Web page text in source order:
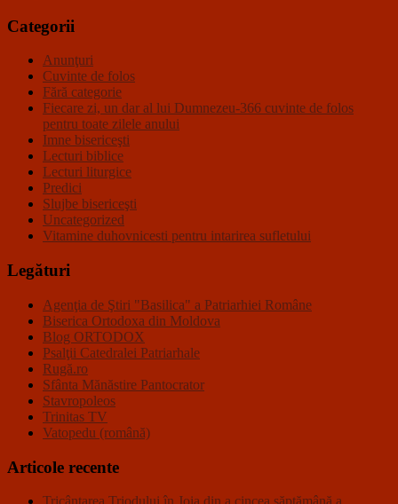
Categorii
Anunţuri
Cuvinte de folos
Fără categorie
Fiecare zi, un dar al lui Dumnezeu-366 cuvinte de folos
pentru toate zilele anului
Imne bisericeşti
Lecturi biblice
Lecturi liturgice
Predici
Slujbe bisericeşti
Uncategorized
Vitamine duhovnicesti pentru intarirea sufletului
Legături
Agenţia de Ştiri "Basilica" a Patriarhiei Române
Biserica Ortodoxa din Moldova
Blog ORTODOX
Psalţii Catedralei Patriarhale
Rugă.ro
Sfânta Mănăstire Pantocrator
Stavropoleos
Trinitas TV
Vatopedu (română)
Articole recente